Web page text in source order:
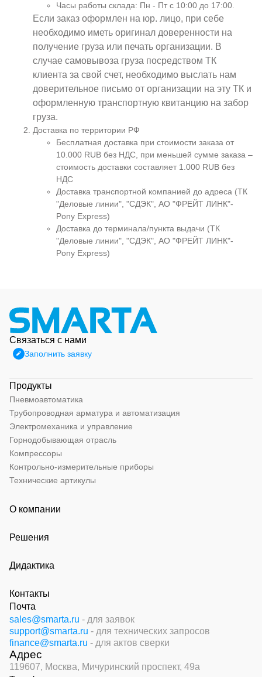
Часы работы склада: Пн - Пт с 10:00 до 17:00.
Если заказ оформлен на юр. лицо, при себе
необходимо иметь оригинал доверенности на
получение груза или печать организации. В
случае самовывоза груза посредством ТК
клиента за свой счет, необходимо выслать нам
доверительное письмо от организации на эту ТК и
оформленную транспортную квитанцию на забор
груза.
Доставка по территории РФ
Бесплатная доставка при стоимости заказа от
10.000 RUB без НДС, при меньшей сумме заказа –
стоимость доставки составляет 1.000 RUB без
НДС
Доставка транспортной компанией до адреса (ТК
"Деловые линии", "СДЭК", АО "ФРЕЙТ ЛИНК"-
Pony Express)
Доставка до терминала/пункта выдачи (ТК
"Деловые линии", "СДЭК", АО "ФРЕЙТ ЛИНК"-
Pony Express)
Связаться с нами
Заполнить заявку
Продукты
Пневмоавтоматика
Трубопроводная арматура и автоматизация
Электромеханика и управление
Горнодобывающая отрасль
Компрессоры
Контрольно-измерительные приборы
Технические артикулы
О компании
Решения
Дидактика
Контакты
Почта
sales@smarta.ru - для заявок
support@smarta.ru - для технических запросов
finance@smarta.ru - для актов сверки
Адрес
119607, Москва, Мичуринский проспект, 49а